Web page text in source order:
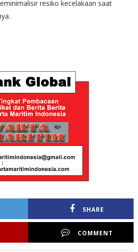
resiko kecelakaan saat
SHARE
COMMENT